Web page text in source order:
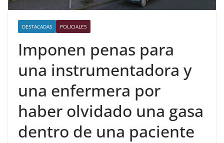
DESTACADAS POLICIALES
Imponen penas para
una instrumentadora y
una enfermera por
haber olvidado una gasa
dentro de una paciente